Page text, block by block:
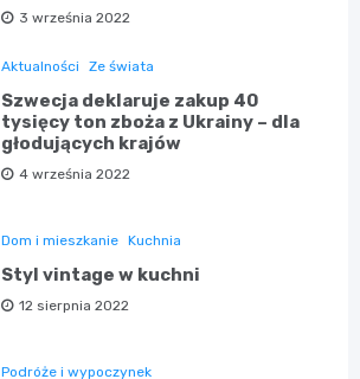
3 września 2022
Aktualności Ze świata
Szwecja deklaruje zakup 40
tysięcy ton zboża z Ukrainy – dla
głodujących krajów
4 września 2022
Dom i mieszkanie Kuchnia
Styl vintage w kuchni
12 sierpnia 2022
Podróże i wypoczynek